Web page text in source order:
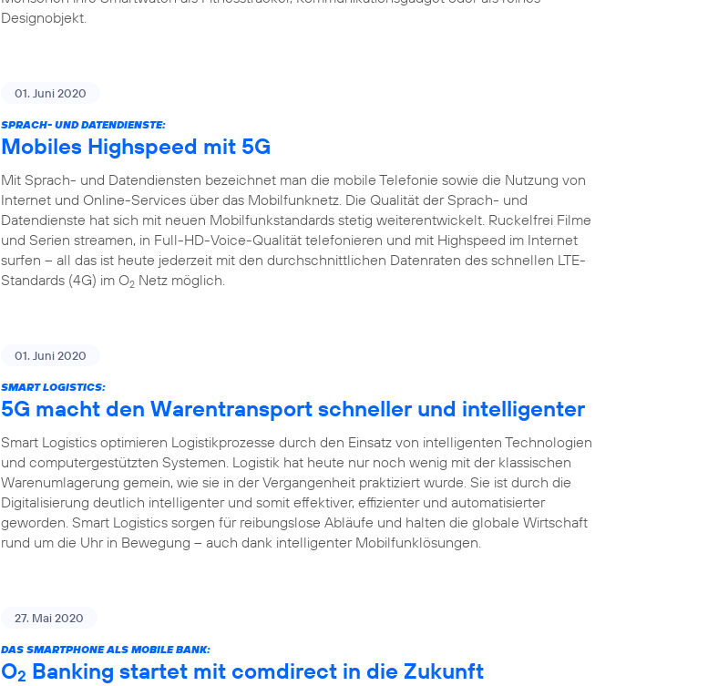
Designobjekt.
01. Juni 2020
SPRACH- UND DATENDIENSTE:
Mobiles Highspeed mit 5G
Mit Sprach- und Datendiensten bezeichnet man die mobile Telefonie sowie die Nutzung von
Internet und Online-Services über das Mobilfunknetz. Die Qualität der Sprach- und
Datendienste hat sich mit neuen Mobilfunkstandards stetig weiterentwickelt. Ruckelfrei Filme
und Serien streamen, in Full-HD-Voice-Qualität telefonieren und mit Highspeed im Internet
surfen – all das ist heute jederzeit mit den durchschnittlichen Datenraten des schnellen LTE-
Standards (4G) im O2 Netz möglich.
01. Juni 2020
SMART LOGISTICS:
5G macht den Warentransport schneller und intelligenter
Smart Logistics optimieren Logistikprozesse durch den Einsatz von intelligenten Technologien
und computergestützten Systemen. Logistik hat heute nur noch wenig mit der klassischen
Warenumlagerung gemein, wie sie in der Vergangenheit praktiziert wurde. Sie ist durch die
Digitalisierung deutlich intelligenter und somit effektiver, effizienter und automatisierter
geworden. Smart Logistics sorgen für reibungslose Abläufe und halten die globale Wirtschaft
rund um die Uhr in Bewegung – auch dank intelligenter Mobilfunklösungen.
27. Mai 2020
DAS SMARTPHONE ALS MOBILE BANK:
O2 Banking startet mit comdirect in die Zukunft